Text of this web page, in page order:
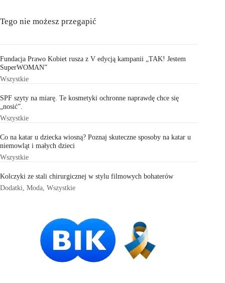
Tego nie możesz przegapić
Fundacja Prawo Kobiet rusza z V edycją kampanii „TAK! Jestem
SuperWOMAN”
Wszystkie
SPF szyty na miarę. Te kosmetyki ochronne naprawdę chce się
„nosić”.
Wszystkie
Co na katar u dziecka wiosną? Poznaj skuteczne sposoby na katar u
niemowląt i małych dzieci
Wszystkie
Kolczyki ze stali chirurgicznej w stylu filmowych bohaterów
Dodatki, Moda, Wszystkie